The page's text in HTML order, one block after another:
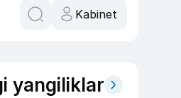
Kabinet
yangiliklar